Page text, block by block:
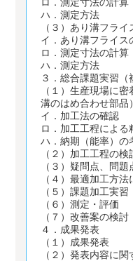
ハ．測定方法
（３）あり溝フライ
イ．あり溝フライス
ロ．測定寸法の計算
ハ．測定方法
３．総合課題実習（
（１）生産現場に
溝のはめ合わせ部品）
イ．加工法の確認
ロ．加工工程による
ハ．納期（能率）の
（２）加工工程の
（３）疑問点、問題
（４）最適加工方
（５）課題加工実習
（６）測定・評価
（７）改善案の検討
４．成果発表
（１）成果発表
（２）発表内容に